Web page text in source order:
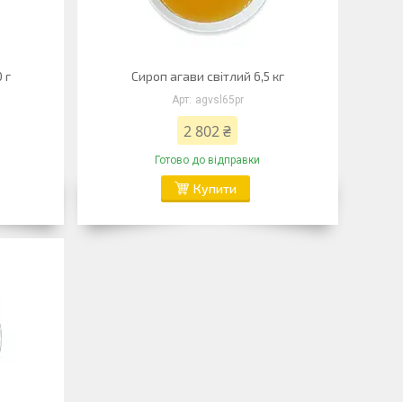
г Сироп агави світлий 6,5 кг
agvsl65pr
2 802 ₴
Готово до відправки
Купити